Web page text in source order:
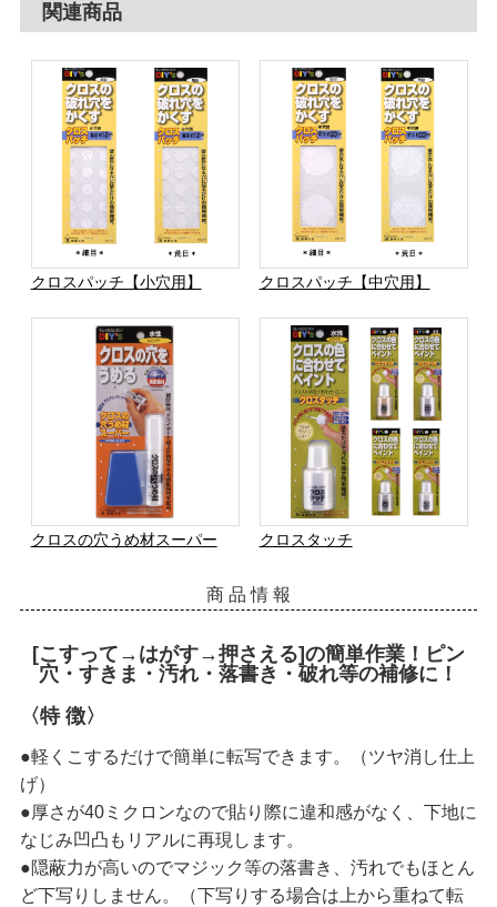
関連商品
クロスパッチ【小穴用】 クロスパッチ【中穴用】
クロスの穴うめ材スーパー クロスタッチ
商 品 情 報
[こすって→はがす→押さえる]の簡単作業！ピン
穴・すきま・汚れ・落書き・破れ等の補修に！
〈特 徴〉
●軽くこするだけで簡単に転写できます。（ツヤ消し仕上
げ）
●厚さが40ミクロンなので貼り際に違和感がなく、下地に
なじみ凹凸もリアルに再現します。
●隠蔽力が高いのでマジック等の落書き、汚れでもほとん
ど下写りしません。（下写りする場合は上から重ねて転